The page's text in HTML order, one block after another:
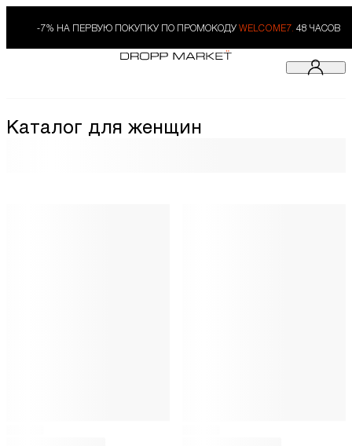
-7% НА ПЕРВУЮ ПОКУПКУ ПО ПРОМОКОДУ WELCOME7. 48 ЧАСОВ
Каталог для женщин